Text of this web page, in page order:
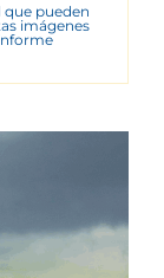
que pueden
imágenes